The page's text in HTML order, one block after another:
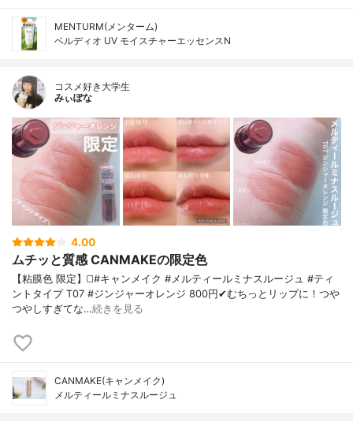
MENTURM(メンターム)
ベルディオ UV モイスチャーエッセンスN
コスメ好き大学生
みぃぽな
4.00
ムチッと質感 CANMAKEの限定色
【粘膜色 限定】◻️#キャンメイク #メルティールミナスルージュ #ティ
ントタイプ T07 #ジンジャーオレンジ 800円✔むちっとリップに！つや
つやしすぎてな…続きを見る
CANMAKE(キャンメイク)
メルティールミナスルージュ